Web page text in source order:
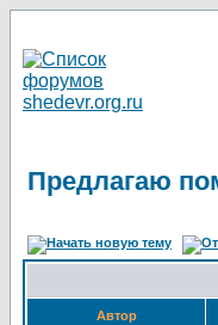
Предлагаю
Автор